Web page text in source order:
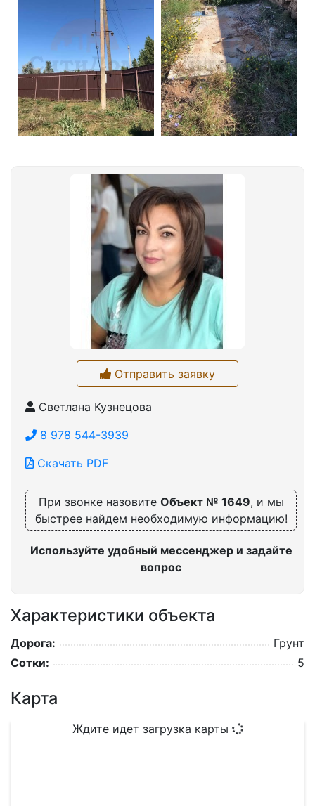
Отправить заявку
Светлана Кузнецова
8 978 544-3939
Скачать PDF
При звонке назовите Объект № 1649, и мы
быстрее найдем необходимую информацию!
Используйте удобный мессенджер и задайте
вопрос
Характеристики объекта
Дорога:
Грунт
Сотки:
5
Карта
Ждите идет загрузка карты